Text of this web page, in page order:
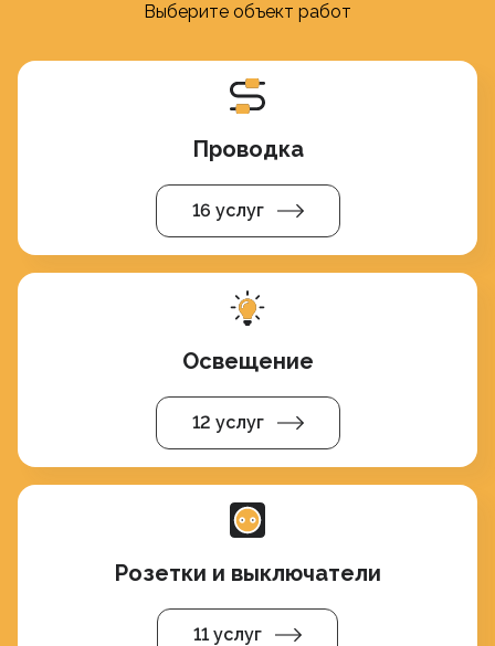
Выберите объект работ
Проводка
16 услуг
Освещение
12 услуг
Розетки и выключатели
11 услуг